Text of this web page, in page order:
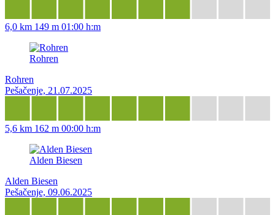
6,0 km 149 m 01:00 h:m
Rohren
Rohren
Pešačenje, 21.07.2025
5,6 km 162 m 00:00 h:m
Alden Biesen
Alden Biesen
Pešačenje, 09.06.2025